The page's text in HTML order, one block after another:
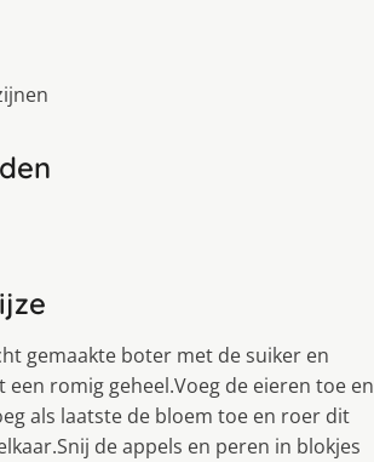
gemaakte boter met de suiker en
een romig geheel.Voeg de eieren toe en
als laatste de bloem toe en roer dit
de appels en peren in blokjes